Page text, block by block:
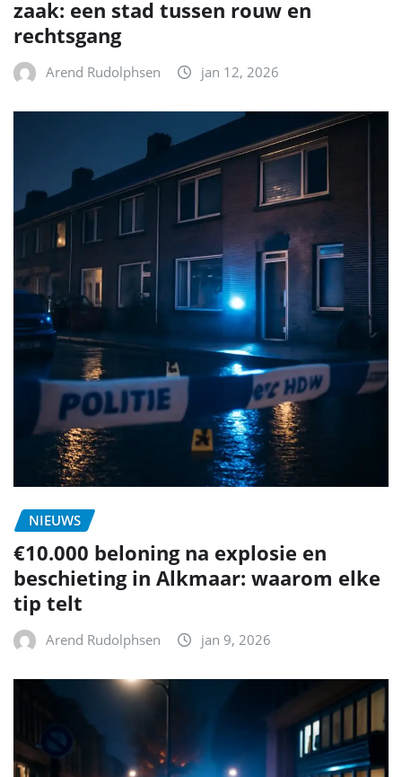
zaak: een stad tussen rouw en
rechtsgang
Arend Rudolphsen jan 12, 2026
NIEUWS
€10.000 beloning na explosie en
beschieting in Alkmaar: waarom elke
tip telt
Arend Rudolphsen jan 9, 2026